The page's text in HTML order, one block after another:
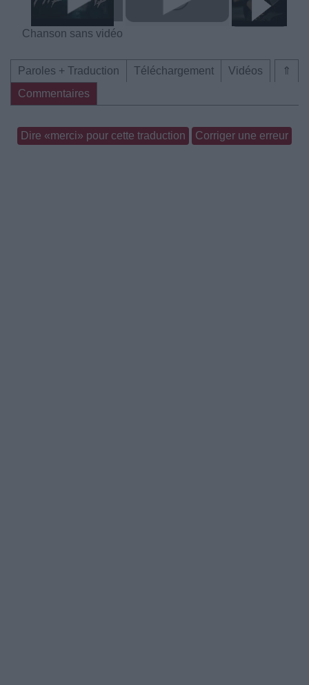
Chanson sans vidéo
⇑
Paroles + Traduction Téléchargement
Vidéos
Commentaires
Dire «merci» pour cette traduction Corriger une erreur